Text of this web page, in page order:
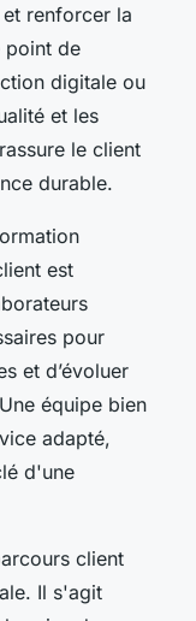
renforcer la
point de
digitale ou
et les
le client
durable.
est
pour
et d’évoluer
équipe bien
adapté,
d'une
client
Il s'agit